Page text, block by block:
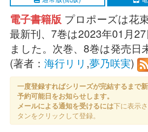
電子書籍版 プロポーズは花
最新刊、7巻は2023年01月
ました。次巻、8巻は発売日
(著者： 海行リリ ,夢乃咲実)
一度登録すればシリーズが完結するまで
予約可能日をお知らせします。
メールによる通知を受けるには下に表示
タンをクリックして登録。